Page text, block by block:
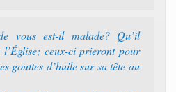
vous est-il malade? Qu’il
ceux-ci prieront pour
gouttes d’huile sur sa tête au